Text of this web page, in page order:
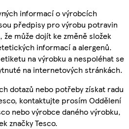
informací o výrobcích
předpisy pro výrobu potravin
že může dojít ke změně složek
informací a alergenů.
na výrobku a nespoléhat se
na internetových stránkách.
dotazů nebo potřeby získat radu
kontaktujte prosím Oddělení
nebo výrobce daného výrobku,
značky Tesco.